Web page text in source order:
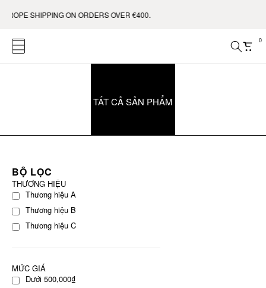
SHIPPING ON ORDERS OVER €400.
0
TẤT CẢ SẢN PHẨM
BỘ LỌC
THƯƠNG HIỆU
Thương hiệu A
Thương hiệu B
Thương hiệu C
MỨC GIÁ
Dưới 500,000₫